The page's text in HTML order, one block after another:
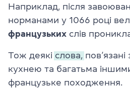
Наприклад, після
норманами у 1066 році
французьких слів
Тож деякі слова,
кухнею та багатьма
французьке походження.